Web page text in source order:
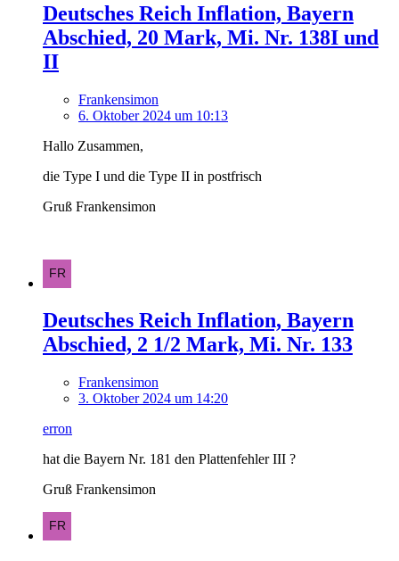
Deutsches Reich Inflation, Bayern
Abschied, 20 Mark, Mi. Nr. 138I und
II
Frankensimon
6. Oktober 2024 um 10:13
Hallo Zusammen,
die Type I und die Type II in postfrisch
Gruß Frankensimon
Deutsches Reich Inflation, Bayern
Abschied, 2 1/2 Mark, Mi. Nr. 133
Frankensimon
3. Oktober 2024 um 14:20
erron
hat die Bayern Nr. 181 den Plattenfehler III ?
Gruß Frankensimon